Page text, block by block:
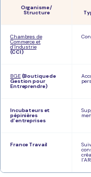
Organisme /
Structure
Chambres de
Commerce et
d’Industrie
(CCI)
BGE(Boutique de
Gestion pour
Entreprendre)
Incubateurs et
pépinières
d’entreprises
France Travail